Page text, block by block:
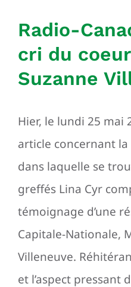
Radio-
cri du
Suzanne
Hier, le lundi 25 mai
article concernant
dans laquelle se
greffés Lina Cyr
témoignage d’une
Capitale-Nationale,
Villeneuve.
et l’aspect pressant